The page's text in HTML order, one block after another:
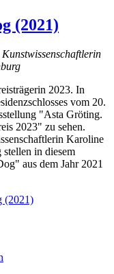
(2021)
2023. In
vom 20.
"Asta Gröting.
2023" zu sehen.
Karoline
in diesem
aus dem Jahr 2021
(2021)